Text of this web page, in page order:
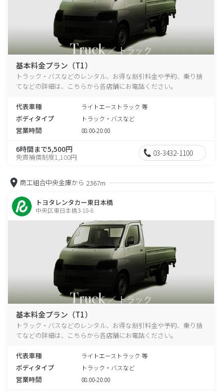
基本料金プラン（T1）
トラック・バスなどのレンタル、お得な割引料金や予約、乗り捨
てなどの詳細は、こちらから各店舗にお電話ください。
代表車種 ライトエーストラック 等
ボディタイプ トラック・バスなど
営業時間 08:00-20:00
6時間まで5,500円
免責補償制度1,100円 03-3432-1100
商工組合中央金庫から 2367m
トヨタレンタカー東日本橋
中央区東日本橋3-10-6
基本料金プラン（T1）
トラック・バスなどのレンタル、お得な割引料金や予約、乗り捨
てなどの詳細は、こちらから各店舗にお電話ください。
代表車種 ライトエーストラック 等
ボディタイプ トラック・バスなど
営業時間 08:00-20:00